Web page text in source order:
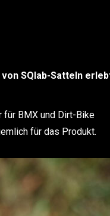
SQlab-Satteln
für BMX und Dirt-Bike
für das Produkt.